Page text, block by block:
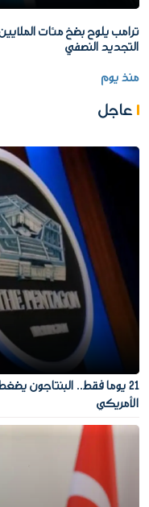
ترامب يلوح بضخ مئات
التجديد النصفي
منذ يوم
عاجل
21 يوما فقط.. البنتاجون
الأمريكي